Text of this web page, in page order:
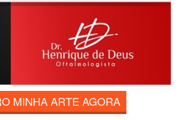
MINHA ARTE AGORA